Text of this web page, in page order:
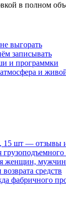
в полном
выгорать
записывать
и программки
и
15 шт — отзывы
женщин, мужчин
средств